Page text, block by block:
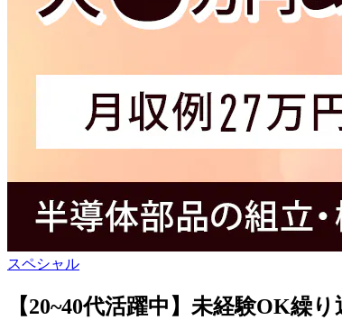
スペシャル
【20~40代活躍中】未経験OK繰